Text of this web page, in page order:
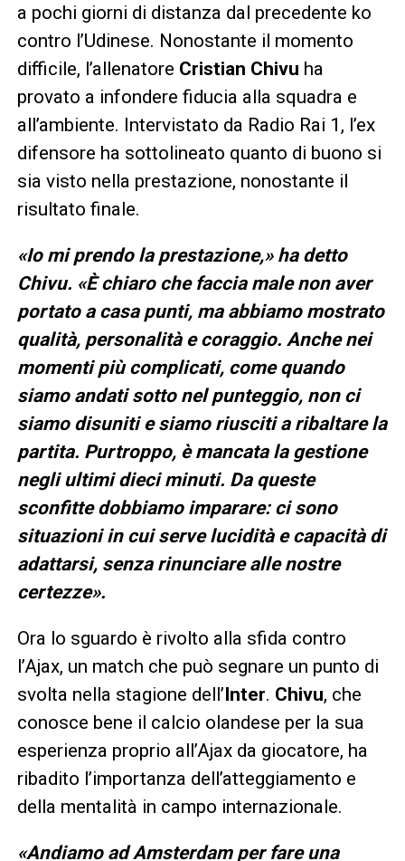
a pochi giorni di distanza dal precedente ko
contro l’Udinese. Nonostante il momento
difficile, l’allenatore Cristian Chivu ha
provato a infondere fiducia alla squadra e
all’ambiente. Intervistato da Radio Rai 1, l’ex
difensore ha sottolineato quanto di buono si
sia visto nella prestazione, nonostante il
risultato finale.
«Io mi prendo la prestazione,» ha detto
Chivu. «È chiaro che faccia male non aver
portato a casa punti, ma abbiamo mostrato
qualità, personalità e coraggio. Anche nei
momenti più complicati, come quando
siamo andati sotto nel punteggio, non ci
siamo disuniti e siamo riusciti a ribaltare la
partita. Purtroppo, è mancata la gestione
negli ultimi dieci minuti. Da queste
sconfitte dobbiamo imparare: ci sono
situazioni in cui serve lucidità e capacità di
adattarsi, senza rinunciare alle nostre
certezze».
Ora lo sguardo è rivolto alla sfida contro
l’Ajax, un match che può segnare un punto di
svolta nella stagione dell’Inter. Chivu, che
conosce bene il calcio olandese per la sua
esperienza proprio all’Ajax da giocatore, ha
ribadito l’importanza dell’atteggiamento e
della mentalità in campo internazionale.
«Andiamo ad Amsterdam per fare una